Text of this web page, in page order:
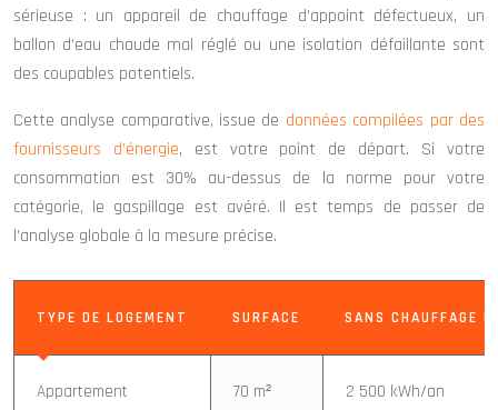
sérieuse : un appareil de chauffage d’appoint défectueux, un
ballon d’eau chaude mal réglé ou une isolation défaillante sont
des coupables potentiels.
Cette analyse comparative, issue de données compilées par des
fournisseurs d’énergie, est votre point de départ. Si votre
consommation est 30% au-dessus de la norme pour votre
catégorie, le gaspillage est avéré. Il est temps de passer de
l’analyse globale à la mesure précise.
TYPE DE LOGEMENT SURFACE SANS CHAUFFAGE
Appartement 70 m² 2 500 kWh/an